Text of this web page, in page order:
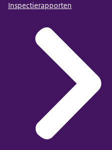
Inspectierapporten